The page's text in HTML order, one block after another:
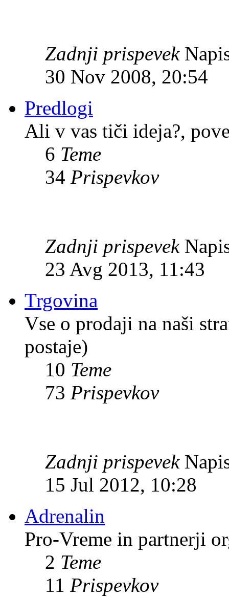
Zadnji prispevek
30 Nov 2008, 20:54
Predlogi
Ali v vas tiči ideja?,
6 Teme
34 Prispevkov
Zadnji prispevek
23 Avg 2013, 11:43
Trgovina
Vse o prodaji na naši
postaje)
10 Teme
73 Prispevkov
Zadnji prispevek
15 Jul 2012, 10:28
Adrenalin
Pro-Vreme in partnerji
2 Teme
11 Prispevkov